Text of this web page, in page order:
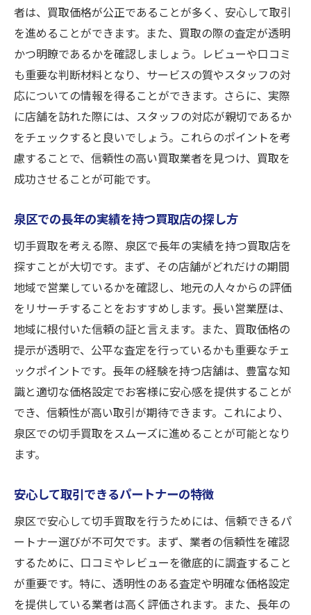
者は、買取価格が公正であることが多く、安心して取引
を進めることができます。また、買取の際の査定が透明
かつ明瞭であるかを確認しましょう。レビューや口コミ
も重要な判断材料となり、サービスの質やスタッフの対
応についての情報を得ることができます。さらに、実際
に店舗を訪れた際には、スタッフの対応が親切であるか
をチェックすると良いでしょう。これらのポイントを考
慮することで、信頼性の高い買取業者を見つけ、買取を
成功させることが可能です。
泉区での長年の実績を持つ買取店の探し方
切手買取を考える際、泉区で長年の実績を持つ買取店を
探すことが大切です。まず、その店舗がどれだけの期間
地域で営業しているかを確認し、地元の人々からの評価
をリサーチすることをおすすめします。長い営業歴は、
地域に根付いた信頼の証と言えます。また、買取価格の
提示が透明で、公平な査定を行っているかも重要なチェ
ックポイントです。長年の経験を持つ店舗は、豊富な知
識と適切な価格設定でお客様に安心感を提供することが
でき、信頼性が高い取引が期待できます。これにより、
泉区での切手買取をスムーズに進めることが可能となり
ます。
安心して取引できるパートナーの特徴
泉区で安心して切手買取を行うためには、信頼できるパ
ートナー選びが不可欠です。まず、業者の信頼性を確認
するために、口コミやレビューを徹底的に調査すること
が重要です。特に、透明性のある査定や明確な価格設定
を提供している業者は高く評価されます。また、長年の